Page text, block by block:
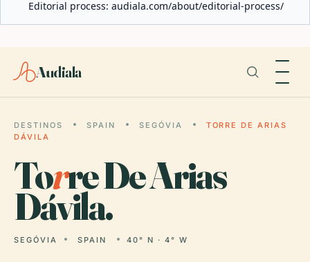
Editorial process: audiala.com/about/editorial-process/
Audiala
DESTINOS SPAIN SEGÓVIA
TORRE DE ARIAS
DÁVILA
Torre De Arias
Dávila.
SEGÓVIA SPAIN 40° N · 4° W